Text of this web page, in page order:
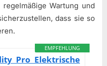
Wartung und
dass sie so
EMPFEHLUNG
Pro Elektrische